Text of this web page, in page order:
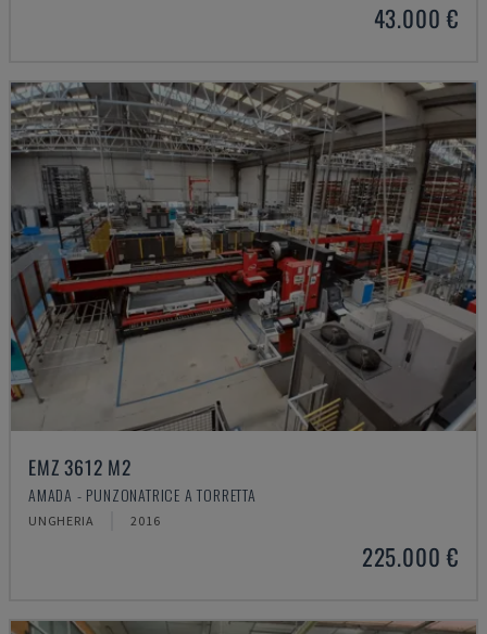
43.000 €
EMZ 3612 M2
AMADA - PUNZONATRICE A TORRETTA
UNGHERIA 2016
225.000 €